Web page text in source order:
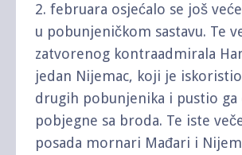
2. februara osjećalo se još
u pobunjeničkom sastavu. Te
zatvorenog kontraadmirala
jedan Nijemac, koji je
drugih pobunjenika i pustio ga
pobjegne sa broda. Te iste
posada mornari Mađari i